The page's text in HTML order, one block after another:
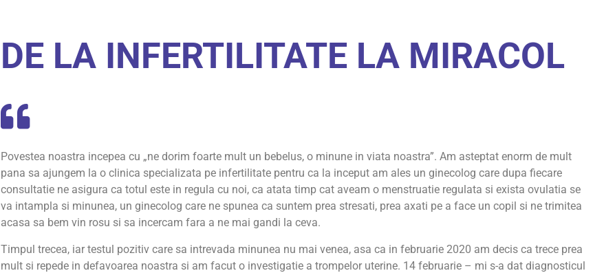
DE LA INFERTILITATE LA MIRACOL
Povestea noastra incepea cu „ne dorim foarte mult un bebelus, o minune in viata noastra”. Am asteptat enorm de mult
pana sa ajungem la o clinica specializata pe infertilitate pentru ca la inceput am ales un ginecolog care dupa fiecare
consultatie ne asigura ca totul este in regula cu noi, ca atata timp cat aveam o menstruatie regulata si exista ovulatia se
va intampla si minunea, un ginecolog care ne spunea ca suntem prea stresati, prea axati pe a face un copil si ne trimitea
acasa sa bem vin rosu si sa incercam fara a ne mai gandi la ceva.
Timpul trecea, iar testul pozitiv care sa intrevada minunea nu mai venea, asa ca in februarie 2020 am decis ca trece prea
mult si repede in defavoarea noastra si am facut o investigatie a trompelor uterine. 14 februarie – mi s-a dat diagnosticul